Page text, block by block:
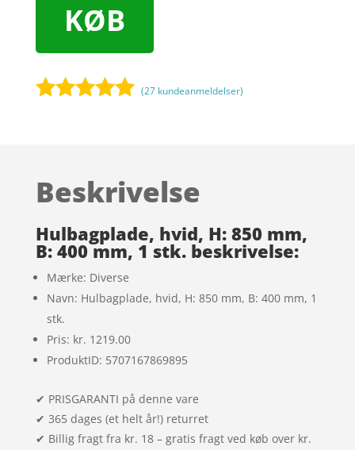
KØB
kundebedøm
(27 kundeanmeldelser)
Beskrivelse
Hulbagplade, hvid, H: 850 mm,
B: 400 mm, 1 stk. beskrivelse:
Mærke: Diverse
Navn: Hulbagplade, hvid, H: 850 mm, B: 400 mm, 1
stk.
Pris: kr. 1219.00
ProduktID: 5707167869895
✔ PRISGARANTI på denne vare
✔ 365 dages (et helt år!) returret
✔ Billig fragt fra kr. 18 – gratis fragt ved køb over kr.